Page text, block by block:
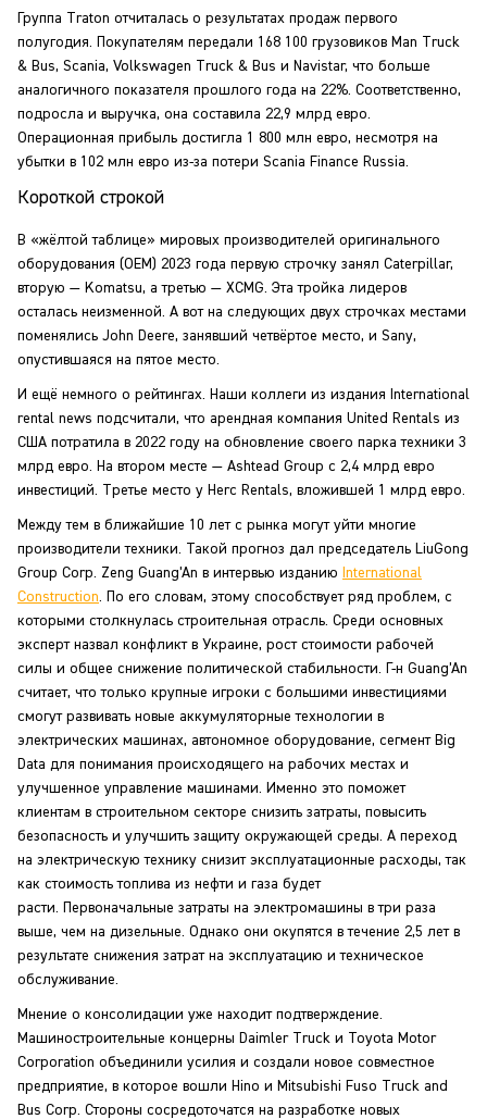
Группа Traton отчиталась о результатах продаж первого
полугодия. Покупателям передали 168 100 грузовиков Man Truck
& Bus, Scania, Volkswagen Truck & Bus и Navistar, что больше
аналогичного показателя прошлого года на 22%. Соответственно,
подросла и выручка, она составила 22,9 млрд евро.
Операционная прибыль достигла 1 800 млн евро, несмотря на
убытки в 102 млн евро из-за потери Scania Finance Russia.
Короткой строкой
В «жёлтой таблице» мировых производителей оригинального
оборудования (OEM) 2023 года первую строчку занял Caterpillar,
вторую — Komatsu, а третью — XCMG. Эта тройка лидеров
осталась неизменной. А вот на следующих двух строчках местами
поменялись John Deere, занявший четвёртое место, и Sany,
опустившаяся на пятое место.
И ещё немного о рейтингах. Наши коллеги из издания International
rental news подсчитали, что арендная компания United Rentals из
США потратила в 2022 году на обновление своего парка техники 3
млрд евро. На втором месте — Ashtead Group с 2,4 млрд евро
инвестиций. Третье место у Herc Rentals, вложившей 1 млрд евро.
Между тем в ближайшие 10 лет с рынка могут уйти многие
производители техники. Такой прогноз дал председатель LiuGong
Group Corp. Zeng Guang’An в интервью изданию International
Construction. По его словам, этому способствует ряд проблем, с
которыми столкнулась строительная отрасль. Среди основных
эксперт назвал конфликт в Украине, рост стоимости рабочей
силы и общее снижение политической стабильности. Г-н Guang’An
считает, что только крупные игроки с большими инвестициями
смогут развивать новые аккумуляторные технологии в
электрических машинах, автономное оборудование, сегмент Big
Data для понимания происходящего на рабочих местах и
улучшенное управление машинами. Именно это поможет
клиентам в строительном секторе снизить затраты, повысить
безопасность и улучшить защиту окружающей среды. А переход
на электрическую технику снизит эксплуатационные расходы, так
как стоимость топлива из нефти и газа будет
расти. Первоначальные затраты на электромашины в три раза
выше, чем на дизельные. Однако они окупятся в течение 2,5 лет в
результате снижения затрат на эксплуатацию и техническое
обслуживание.
Мнение о консолидации уже находит подтверждение.
Машиностроительные концерны Daimler Truck и Toyota Motor
Corporation объединили усилия и создали новое совместное
предприятие, в которое вошли Hino и Mitsubishi Fuso Truck and
Bus Corp. Стороны сосредоточатся на разработке новых